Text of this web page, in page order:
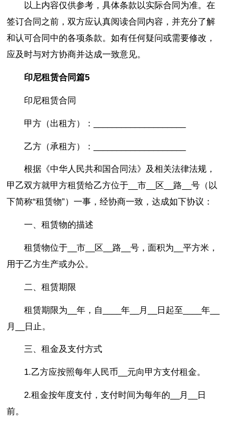
以上内容仅供参考，具体条款以实际合同为准。在
签订合同之前，双方应认真阅读合同内容，并充分了解
和认可合同中的各项条款。如有任何疑问或需要修改，
应及时与对方协商并达成一致意见。
印尼租赁合同篇5
印尼租赁合同
甲方（出租方）：____________________
乙方（承租方）：____________________
根据《中华人民共和国合同法》及相关法律法规，
甲乙双方就甲方租赁给乙方位于__市__区__路__号（以
下简称“租赁物”）一事，经协商一致，达成如下协议：
一、租赁物的描述
租赁物位于__市__区__路__号，面积为__平方米，
用于乙方生产或办公。
二、租赁期限
租赁期限为__年，自____年__月__日起至____年__
月__日止。
三、租金及支付方式
1.乙方应按照每年人民币__元向甲方支付租金。
2.租金按年度支付，支付时间为每年的__月__日
前。